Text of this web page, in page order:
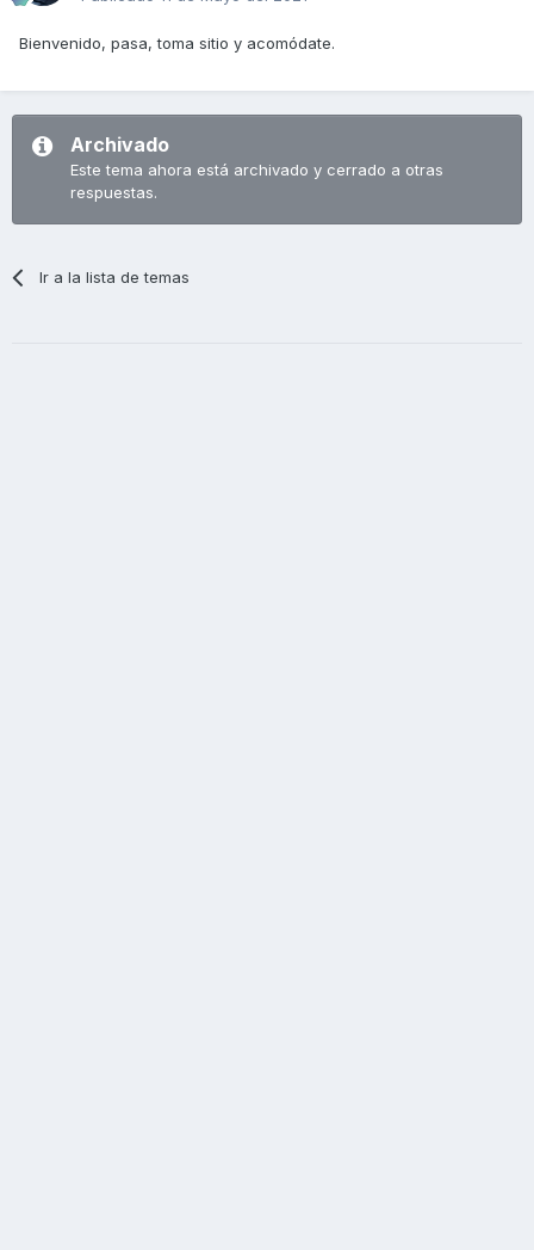
Bienvenido, pasa, toma sitio y acomódate.
Archivado
Este tema ahora está archivado y cerrado a otras
respuestas.
Ir a la lista de temas